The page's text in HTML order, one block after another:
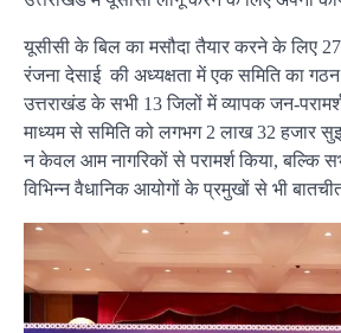
यूसीसी के बिल का मसौदा तैयार करने के लिए
रंजना देसाई की अध्यक्षता में एक समिति का गठन
उत्तराखंड के सभी 13 जिलों में व्यापक जन-
माध्यम से समिति को लगभग 2 लाख 32 हजार
न केवल आम नागरिकों से परामर्श किया, बल्कि
विभिन्न वैधानिक आयोगों के प्रमुखों से भी